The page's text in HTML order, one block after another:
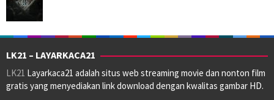
LK21 – LAYARKACA21
LK21 Layarkaca21 adalah situs web streaming movie dan nonton film
gratis yang menyediakan link download dengan kwalitas gambar HD.